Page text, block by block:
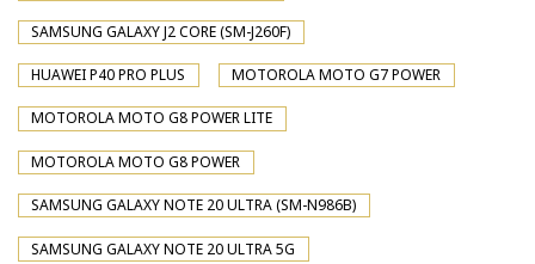
SAMSUNG GALAXY J2 CORE (SM-J260F)
HUAWEI P40 PRO PLUS MOTOROLA MOTO G7 POWER
MOTOROLA MOTO G8 POWER LITE
MOTOROLA MOTO G8 POWER
SAMSUNG GALAXY NOTE 20 ULTRA (SM-N986B)
SAMSUNG GALAXY NOTE 20 ULTRA 5G